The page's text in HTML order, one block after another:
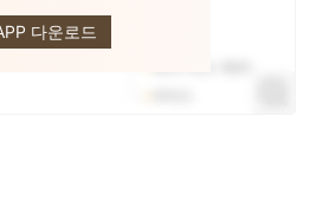
다운로드